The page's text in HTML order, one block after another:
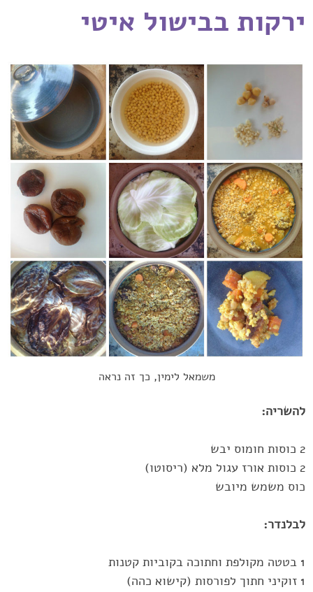
ירקות בבישול איטי
משמאל לימין, כך זה נראה
להשריה:‏
‏2 כוסות חומוס יבש
‏2 כוסות אורז עגול מלא (ריסוטו)‏
כוס משמש מיובש
לבלנדר:‏